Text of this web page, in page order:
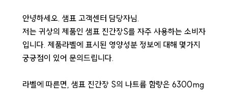
안녕하세오. 샘표 고객센터 담당자님.
저는 귀상의 제품인 샘표 진간장S를 자주 사용하는 소비자
입니다. 제품라벨에 표시된 영양성분 정보에 대해 몇가지
궁긍점이 있어 문의드립니다.
라벨에 따른면, 샘표 진간장 S의 나트륨 함량은 6300mg